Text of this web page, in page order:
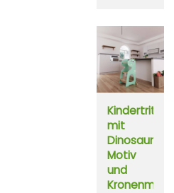
mit
Dinosaurier-
Motiv
und